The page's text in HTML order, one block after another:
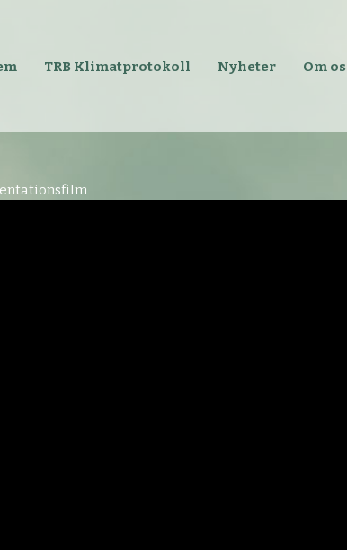
TRB Klimatprotokoll Nyheter Om